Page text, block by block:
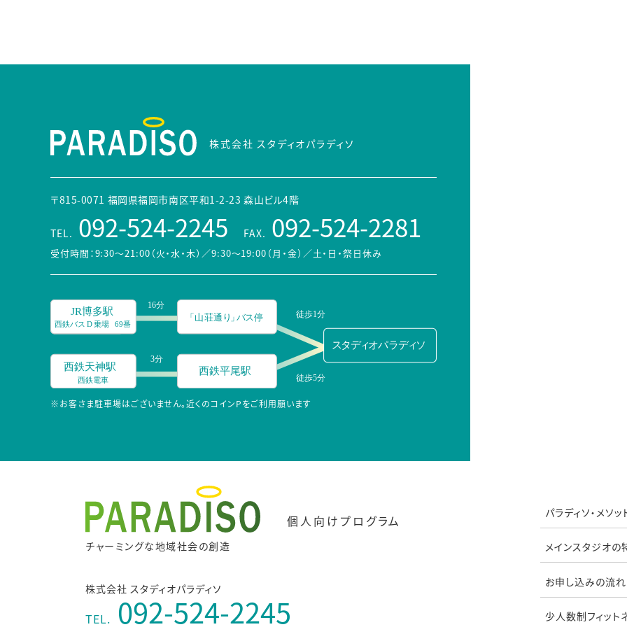
株式会社 スタディオパラディソ
〒815-0071 福岡県福岡市南区平和1-2-23 森山ビル4階
TEL. 092-524-2245 FAX. 092-524-2281
受付時間：9:30～21:00（火・水・木）／9:30～19:00（月・金） ／土・日・祭日休み
※お客さま駐車場はございません。近くのコインPをご利用願います
チャーミングな地域社会の創造
個人向けプログラム
株式会社 スタディオパラディソ
TEL. 092-524-2245
パラディソ・メソッ
メインスタジオの
お申し込みの流れ
少人数制フィット